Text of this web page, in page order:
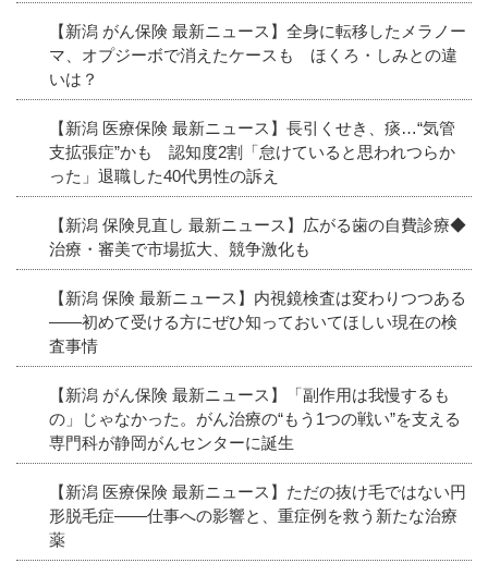
【新潟 がん保険 最新ニュース】全身に転移したメラノー
マ、オプジーボで消えたケースも ほくろ・しみとの違
いは？
【新潟 医療保険 最新ニュース】長引くせき、痰…“気管
支拡張症”かも 認知度2割「怠けていると思われつらか
った」退職した40代男性の訴え
【新潟 保険見直し 最新ニュース】広がる歯の自費診療◆
治療・審美で市場拡大、競争激化も
【新潟 保険 最新ニュース】内視鏡検査は変わりつつある
――初めて受ける方にぜひ知っておいてほしい現在の検
査事情
【新潟 がん保険 最新ニュース】「副作用は我慢するも
の」じゃなかった。がん治療の“もう1つの戦い”を支える
専門科が静岡がんセンターに誕生
【新潟 医療保険 最新ニュース】ただの抜け毛ではない円
形脱毛症――仕事への影響と、重症例を救う新たな治療
薬